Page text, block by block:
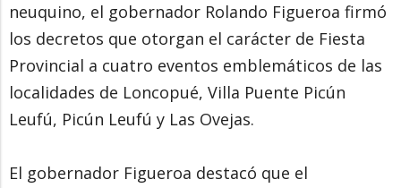
neuquino, el gobernador Rolando Figueroa firmó
los decretos que otorgan el carácter de Fiesta
Provincial a cuatro eventos emblemáticos de las
localidades de Loncopué, Villa Puente Picún
Leufú, Picún Leufú y Las Ovejas.
El gobernador Figueroa destacó que el